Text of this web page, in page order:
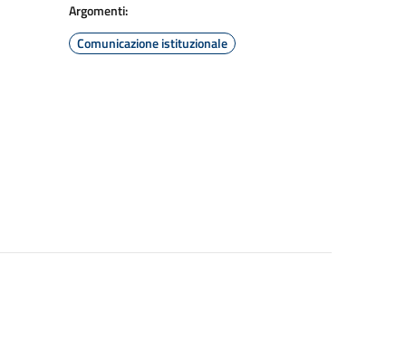
Argomenti:
Comunicazione istituzionale